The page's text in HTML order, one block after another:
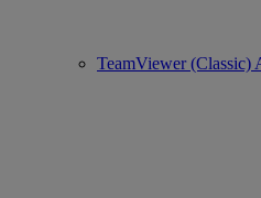
TeamViewer (Classic)